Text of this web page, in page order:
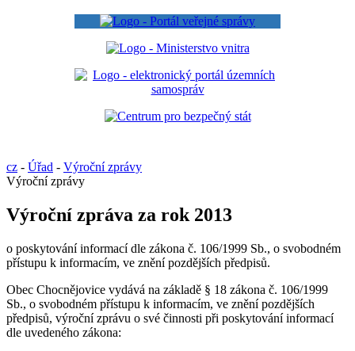
cz - Úřad - Výroční zprávy
Výroční zprávy
Výroční zpráva za rok 2013
o poskytování informací dle zákona č. 106/1999 Sb., o svobodném
přístupu k informacím, ve znění pozdějších předpisů.
Obec Chocnějovice vydává na základě § 18 zákona č. 106/1999
Sb., o svobodném přístupu k informacím, ve znění pozdějších
předpisů, výroční zprávu o své činnosti při poskytování informací
dle uvedeného zákona: